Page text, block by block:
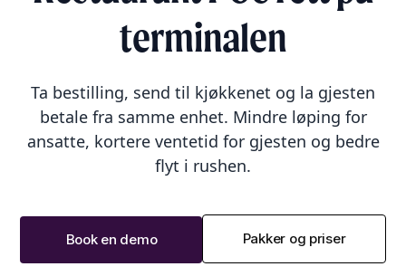
terminalen
Ta bestilling, send til kjøkkenet og la gjesten
betale fra samme enhet. Mindre løping for
ansatte, kortere ventetid for gjesten og bedre
flyt i rushen.
Book en demo Pakker og priser